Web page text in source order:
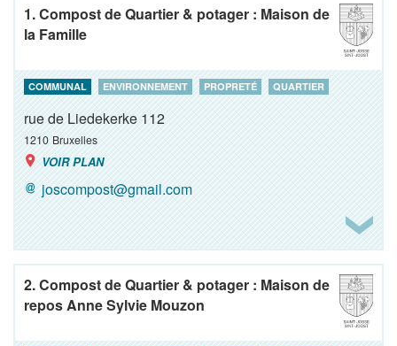
1. Compost de Quartier & potager : Maison de
la Famille
COMMUNAL ENVIRONNEMENT PROPRETÉ QUARTIER
rue de Liedekerke 112
1210 Bruxelles
VOIR PLAN
joscompost@gmail.com
2. Compost de Quartier & potager : Maison de
repos Anne Sylvie Mouzon